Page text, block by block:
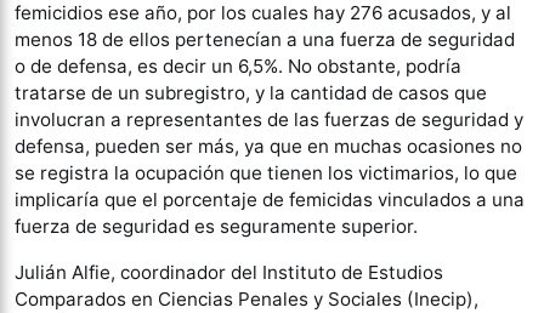
femicidios ese año, por los cuales hay 276 acusados, y al
menos 18 de ellos pertenecían a una fuerza de seguridad
o de defensa, es decir un 6,5%. No obstante, podría
tratarse de un subregistro, y la cantidad de casos que
involucran a representantes de las fuerzas de seguridad y
defensa, pueden ser más, ya que en muchas ocasiones no
se registra la ocupación que tienen los victimarios, lo que
implicaría que el porcentaje de femicidas vinculados a una
fuerza de seguridad es seguramente superior.
Julián Alfie, coordinador del Instituto de Estudios
Comparados en Ciencias Penales y Sociales (Inecip),